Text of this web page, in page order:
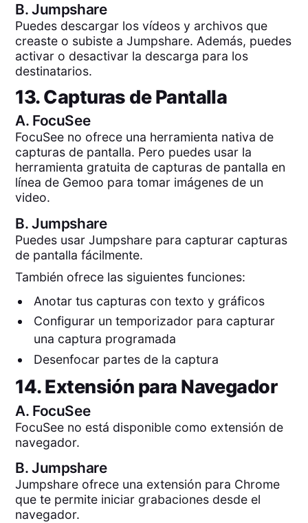
B.Jumpshare
Puedes descargar los vídeos y archivos que
creaste o subiste a Jumpshare. Además, puedes
activar o desactivar la descarga para los
destinatarios.
13. Capturas de Pantalla
A. FocuSee
FocuSee no ofrece una herramienta nativa de
capturas de pantalla. Pero puedes usar la
herramienta gratuita de capturas de pantalla en
línea de Gemoo para tomar imágenes de un
video.
B.Jumpshare
Puedes usar Jumpshare para capturar capturas
de pantalla fácilmente.
También ofrece las siguientes funciones:
Anotar tus capturas con texto y gráficos
Configurar un temporizador para capturar
una captura programada
Desenfocar partes de la captura
14. Extensión para Navegador
A. FocuSee
FocuSee no está disponible como extensión de
navegador.
B.Jumpshare
Jumpshare ofrece una extensión para Chrome
que te permite iniciar grabaciones desde el
navegador.